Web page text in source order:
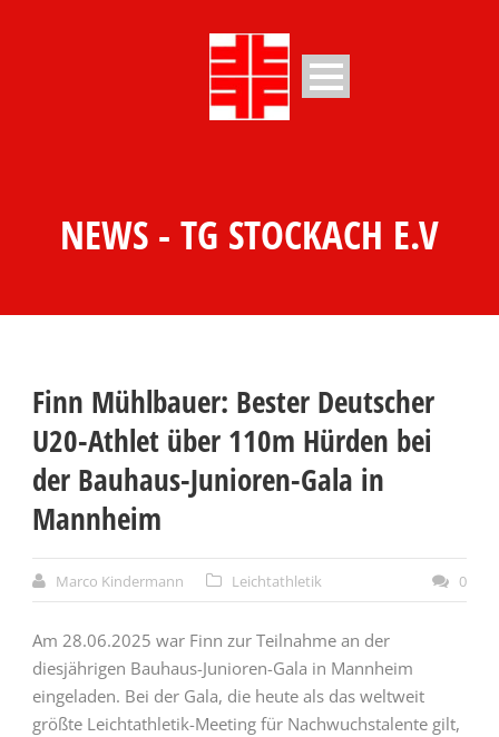
NEWS - TG STOCKACH E.V
Finn Mühlbauer: Bester Deutscher
U20-Athlet über 110m Hürden bei
der Bauhaus-Junioren-Gala in
Mannheim
Marco Kindermann Leichtathletik 0
Am 28.06.2025 war Finn zur Teilnahme an der
diesjährigen Bauhaus-Junioren-Gala in Mannheim
eingeladen. Bei der Gala, die heute als das weltweit
größte Leichtathletik-Meeting für Nachwuchstalente gilt,